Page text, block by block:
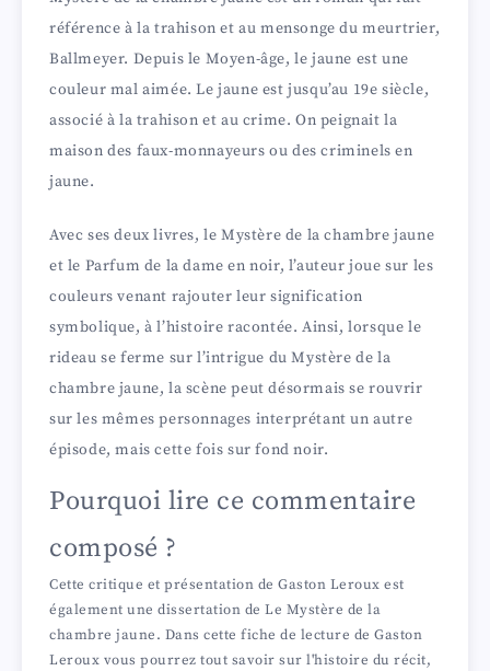
référence à la trahison et au mensonge du meurtrier,
Ballmeyer. Depuis le Moyen-âge, le jaune est une
couleur mal aimée. Le jaune est jusqu’au 19e siècle,
associé à la trahison et au crime. On peignait la
maison des faux-monnayeurs ou des criminels en
jaune.
Avec ses deux livres, le Mystère de la chambre jaune
et le Parfum de la dame en noir, l’auteur joue sur les
couleurs venant rajouter leur signification
symbolique, à l’histoire racontée. Ainsi, lorsque le
rideau se ferme sur l’intrigue du Mystère de la
chambre jaune, la scène peut désormais se rouvrir
sur les mêmes personnages interprétant un autre
épisode, mais cette fois sur fond noir.
Pourquoi lire ce commentaire
composé ?
Cette critique et présentation de Gaston Leroux est
également une dissertation de Le Mystère de la
chambre jaune. Dans cette fiche de lecture de Gaston
Leroux vous pourrez tout savoir sur l'histoire du récit,